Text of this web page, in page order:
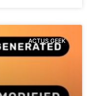
ACTUS GEEK